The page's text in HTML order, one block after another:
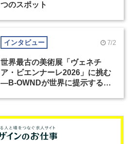
つのスポット
インタビュー 7/2
世界最古の美術展「ヴェネチ
ア・ビエンナーレ2026」に挑む
―B-OWNDが世界に提示する美